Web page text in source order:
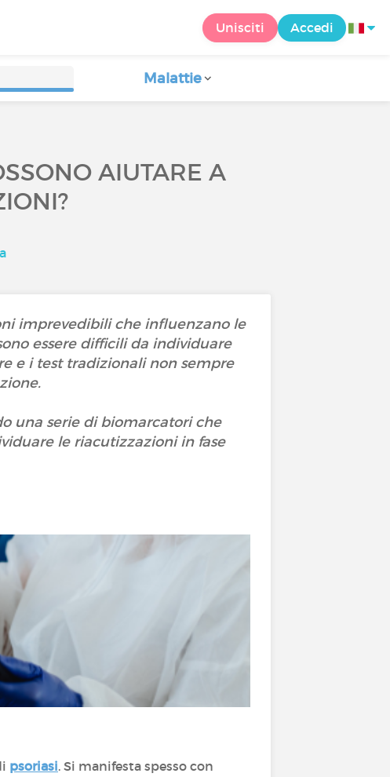
Unisciti Accedi
Malattie
AIUTARE A
imprevedibili che influenzano le
essere difficili da individuare
e i test tradizionali non sempre
una serie di biomarcatori che
le riacutizzazioni in fase
psoriasi. Si manifesta spesso con